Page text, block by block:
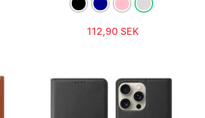
112,90 SEK